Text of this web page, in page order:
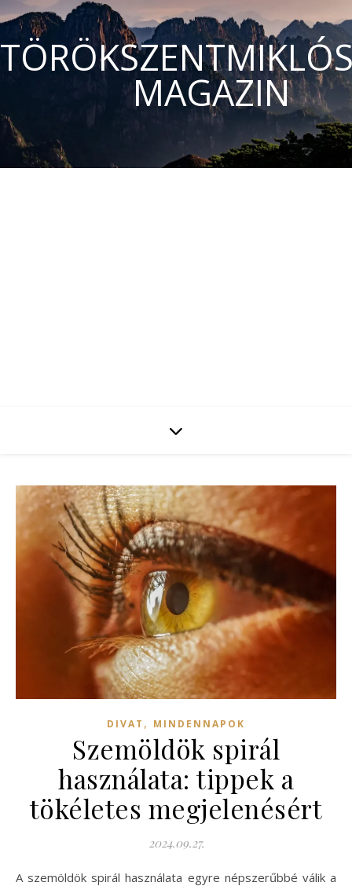
MAGAZIN
DIVAT , MINDENNAPOK
Szemöldök spirál
használata: tippek a
tökéletes megjelenésért
2024.09.27.
A szemöldök spirál használata egyre népszerűbbé válik a